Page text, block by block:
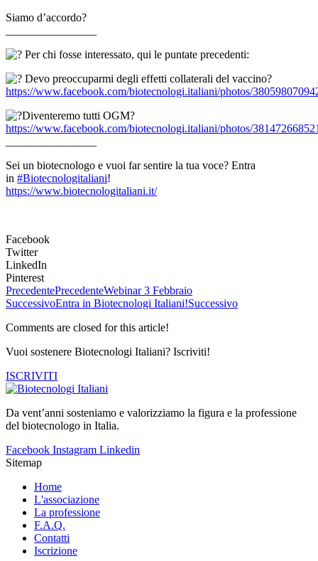
Siamo d’accordo?
Per chi fosse interessato, qui le puntate precedenti:
Devo preoccuparmi degli effetti collaterali del vaccino?
https://www.facebook.com/biotecnologi.italiani/photos/
Diventeremo tutti OGM?
https://www.facebook.com/biotecnologi.italiani/photos/
Sei un biotecnologo e vuoi far sentire la tua voce? Entra
in #Biotecnologitaliani!
https://www.biotecnologitaliani.it/
Facebook
Twitter
LinkedIn
Pinterest
PrecedentePrecedenteWebinar 3 Febbraio
SuccessivoEntra in Biotecnologi Italiani!Successivo
Comments are closed for this article!
Vuoi sostenere Biotecnologi Italiani? Iscriviti!
ISCRIVITI
Da vent’anni sosteniamo e valorizziamo la figura e la professione
del biotecnologo in Italia.
Facebook Instagram Linkedin
Sitemap
Home
L'associazione
La professione
F.A.Q.
Contatti
Iscrizione